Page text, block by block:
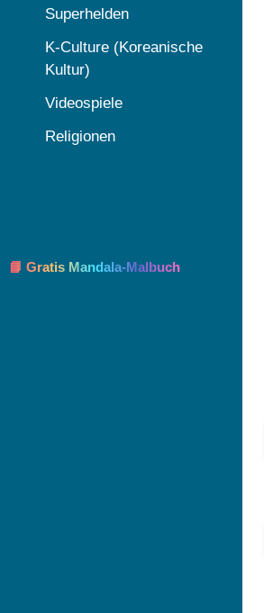
Superhelden
K-Culture (Koreanische
Kultur)
Videospiele
Religionen
📘 Gratis Mandala-Malbuch